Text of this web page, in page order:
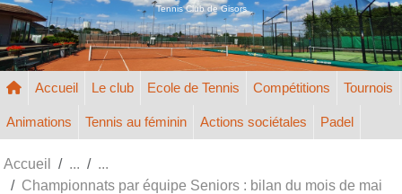
Tennis Club de Gisors
Accueil Le club Ecole de Tennis Compétitions Tournois
Animations Tennis au féminin Actions sociétales Padel
Accueil
Championnats par équipe Seniors : bilan du mois de mai
Panneau de gestion des cookies